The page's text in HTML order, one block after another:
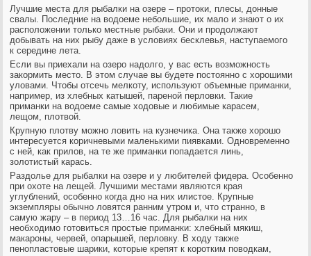
Лучшие места для рыбалки на озере – протоки, плесы, донные
свалы. Последние на водоеме небольшие, их мало и знают о их
расположении только местные рыбаки. Они и продолжают
добывать на них рыбу даже в условиях бесклевья, наступаемого
к середине лета.
Если вы приехали на озеро надолго, у вас есть возможность
закормить место. В этом случае вы будете постоянно с хорошими
уловами. Чтобы отсечь мелкоту, используют объемные приманки,
например, из хлебных катышей, пареной перловки. Такие
приманки на водоеме самые ходовые и любимые карасем,
лещом, плотвой.
Крупную плотву можно ловить на кузнечика. Она также хорошо
интересуется коричневыми маленькими пиявками. Одновременно
с ней, как прилов, на те же приманки попадается линь,
золотистый карась.
Раздолье для рыбалки на озере и у любителей фидера. Особенно
при охоте на лещей. Лучшими местами являются края
углублений, особенно когда дно на них илистое. Крупные
экземпляры обычно ловятся ранним утром и, что странно, в
самую жару – в период 13…16 час. Для рыбалки на них
необходимо готовиться простые приманки: хлебный мякиш,
макароны, червей, опарышей, перловку. В ходу также
пенопластовые шарики, которые крепят к коротким поводкам,